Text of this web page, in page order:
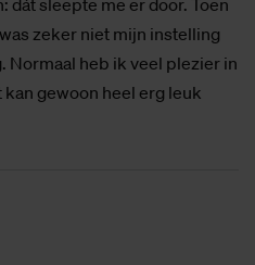
dát sleepte me er door. Toen
zeker niet mijn instelling
Normaal heb ik veel plezier in
gewoon heel erg leuk